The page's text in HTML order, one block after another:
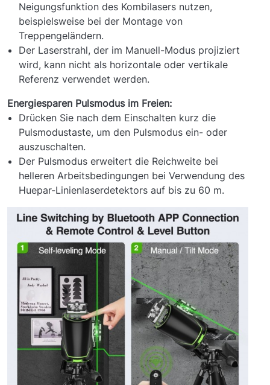
Neigungsfunktion des Kombilasers nutzen,
beispielsweise bei der Montage von
Treppengeländern.
Der Laserstrahl, der im Manuell-Modus projiziert
wird, kann nicht als horizontale oder vertikale
Referenz verwendet werden.
Energiesparen Pulsmodus im Freien:
Drücken Sie nach dem Einschalten kurz die
Pulsmodustaste, um den Pulsmodus ein- oder
auszuschalten.
Der Pulsmodus erweitert die Reichweite bei
helleren Arbeitsbedingungen bei Verwendung des
Huepar-Linienlaserdetektors auf bis zu 60 m.